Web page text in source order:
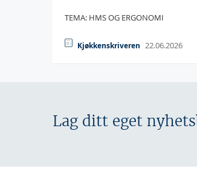
TEMA: HMS OG ERGONOMI
Kjøkkenskriveren 22.06.2026
Lag ditt eget